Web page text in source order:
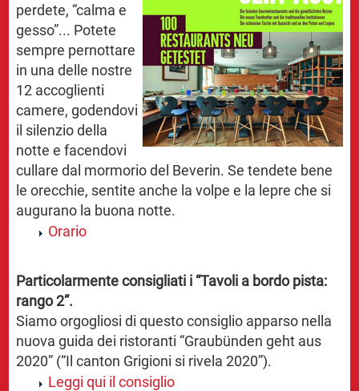
perdete, “calma e
gesso”... Potete
sempre pernottare
in una delle nostre
12 accoglienti
camere, godendovi
il silenzio della
notte e facendovi
cullare dal mormorio del Beverin. Se tendete bene
le orecchie, sentite anche la volpe e la lepre che si
augurano la buona notte.
Orario
Particolarmente consigliati i “Tavoli a bordo pista:
rango 2”.
Siamo orgogliosi di questo consiglio apparso nella
nuova guida dei ristoranti “Graubünden geht aus
2020” (“Il canton Grigioni si rivela 2020”).
Leggi qui il consiglio